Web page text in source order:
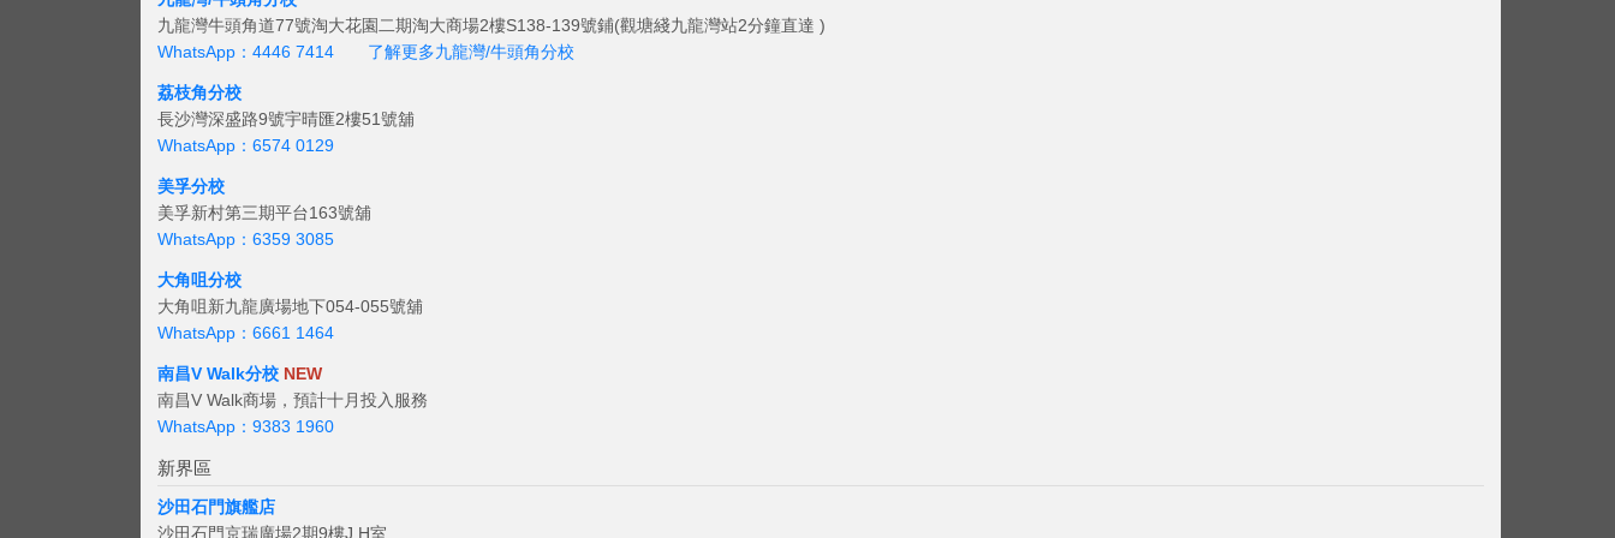
九龍灣牛頭角道77號淘大花園二期淘大商場2樓S138-139號鋪(觀塘綫九龍灣站2分鐘直達 )
WhatsApp：4446 7414
了解更多九龍灣/牛頭角分校
荔枝角分校
長沙灣深盛路9號宇晴匯2樓51號舖
WhatsApp：6574 0129
美孚分校
美孚新村第三期平台163號舖
WhatsApp：6359 3085
大角咀分校
大角咀新九龍廣場地下054-055號舖
WhatsApp：6661 1464
南昌V Walk分校 NEW
南昌V Walk商場，預計十月投入服務
WhatsApp：9383 1960
新界區
沙田石門旗艦店
沙田石門京瑞廣場2期9樓J,H室